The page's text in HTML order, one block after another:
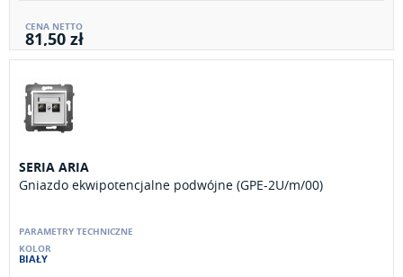
81,50 zł
SERIA ARIA
Gniazdo ekwipotencjalne podwójne (GPE-2U/m/00)
BIAŁY